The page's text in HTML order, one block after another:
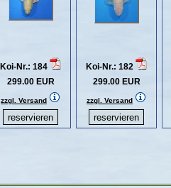
Koi-Nr.: 184
299.00 EUR
zzgl. Versand
Koi-Nr.: 182
299.00 EUR
zzgl. Versand